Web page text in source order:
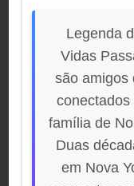
Legenda
Vidas
são amigos
conectados
família de
Duas
em Nova